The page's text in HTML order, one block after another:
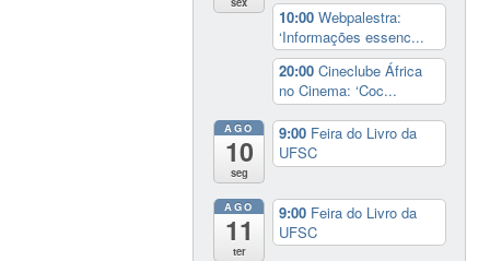
10:00Webpalestra:
‘Informações essenc...
20:00Cineclube África
no Cinema: ‘Coc...
AGO
10
seg
9:00 Feira do Livro da
UFSC
AGO
11
ter
9:00 Feira do Livro da
UFSC